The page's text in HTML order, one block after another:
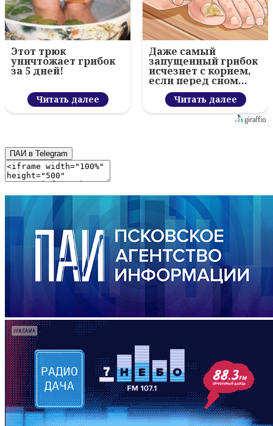
Этот трюк
уничтожает грибок
за 5 дней!
Читать далее
Даже самый
запущенный грибок
исчезнет с корнем,
если перед сном…
Читать далее
ПАИ в Telegram